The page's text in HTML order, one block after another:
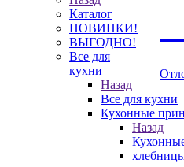
Каталог
НОВИНКИ!
ВЫГОДНО!
Все для
кухни
Назад
Все для кухни
Кухонные
Назад